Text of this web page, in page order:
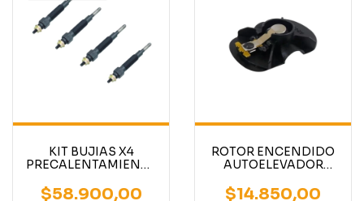
KIT BUJIAS X4
PRECALENTAMIENTO
MOTOR NISSAN
$58.900,00
ROTOR ENCENDIDO
AUTOELEVADOR
MITSUBISHI
$14.850,00